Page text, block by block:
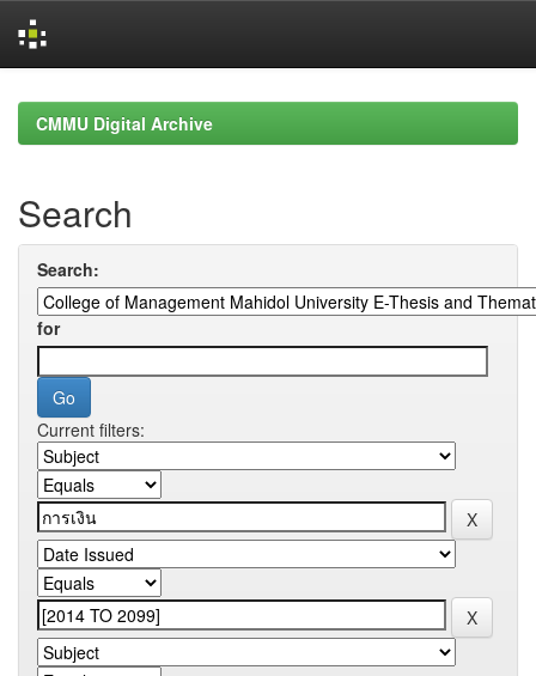
navigationCMMU Digital Archive
Search
Search:
for
Current filters: